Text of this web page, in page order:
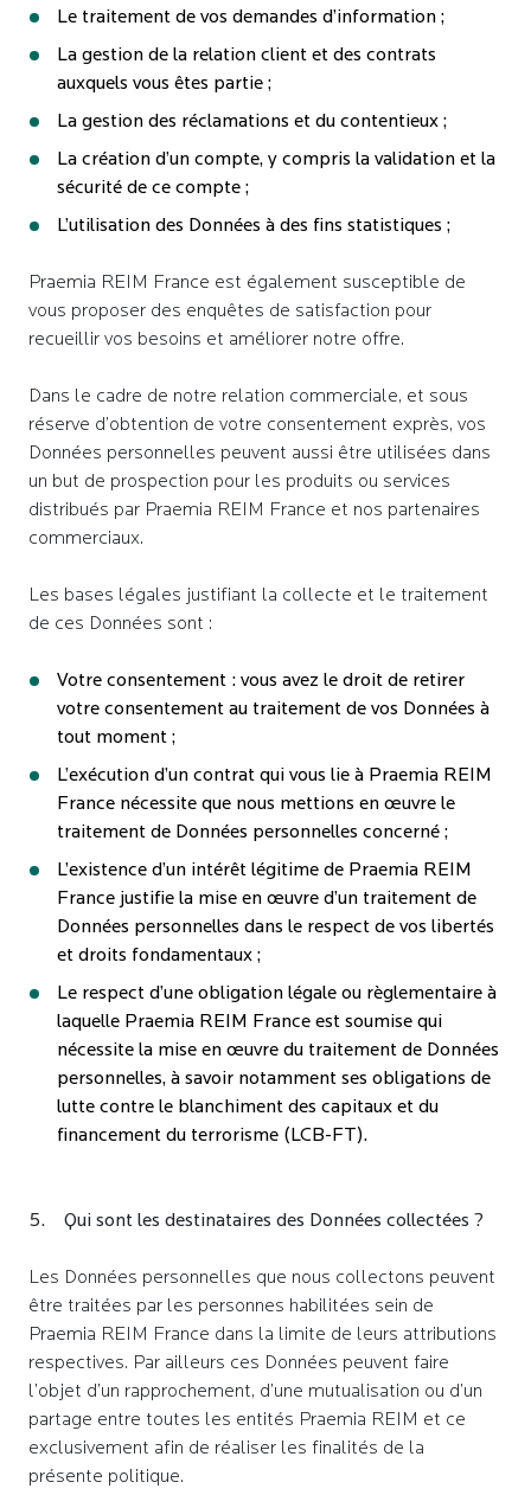
Le traitement de vos demandes d’information ;
La gestion de la relation client et des contrats
auxquels vous êtes partie ;
La gestion des réclamations et du contentieux ;
La création d’un compte, y compris la validation et la
sécurité de ce compte ;
L’utilisation des Données à des fins statistiques ;
Praemia REIM France est également susceptible de
vous proposer des enquêtes de satisfaction pour
recueillir vos besoins et améliorer notre offre.
Dans le cadre de notre relation commerciale, et sous
réserve d’obtention de votre consentement exprès, vos
Données personnelles peuvent aussi être utilisées dans
un but de prospection pour les produits ou services
distribués par Praemia REIM France et nos partenaires
commerciaux.
Les bases légales justifiant la collecte et le traitement
de ces Données sont :
Votre consentement : vous avez le droit de retirer
votre consentement au traitement de vos Données à
tout moment ;
L’exécution d’un contrat qui vous lie à Praemia REIM
France nécessite que nous mettions en œuvre le
traitement de Données personnelles concerné ;
L’existence d’un intérêt légitime de Praemia REIM
France justifie la mise en œuvre d’un traitement de
Données personnelles dans le respect de vos libertés
et droits fondamentaux ;
Le respect d’une obligation légale ou règlementaire à
laquelle Praemia REIM France est soumise qui
nécessite la mise en œuvre du traitement de Données
personnelles, à savoir notamment ses obligations de
lutte contre le blanchiment des capitaux et du
financement du terrorisme (LCB-FT).
5. Qui sont les destinataires des Données collectées ?
Les Données personnelles que nous collectons peuvent
être traitées par les personnes habilitées sein de
Praemia REIM France dans la limite de leurs attributions
respectives. Par ailleurs ces Données peuvent faire
l’objet d’un rapprochement, d’une mutualisation ou d’un
partage entre toutes les entités Praemia REIM et ce
exclusivement afin de réaliser les finalités de la
présente politique.